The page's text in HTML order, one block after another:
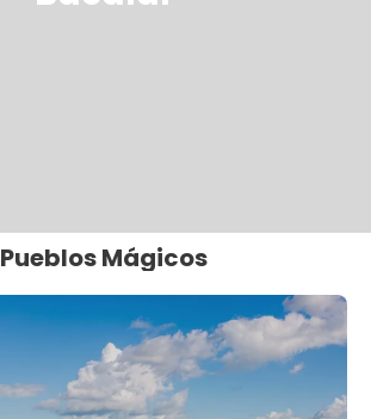
Pueblos Mágicos